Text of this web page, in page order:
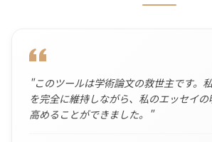
"このツールは学術論文の救世主です。
を完全に維持しながら、私のエッセイ
高めることができました。 "